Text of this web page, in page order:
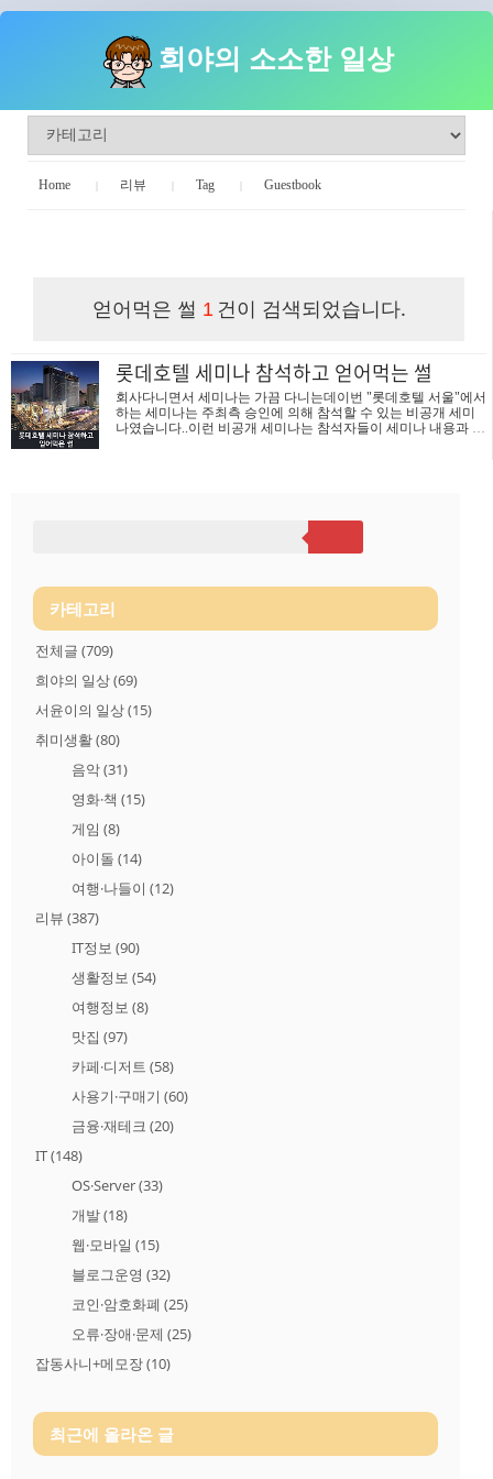
희야의 소소한 일상
Home 리뷰 Tag Guestbook
얻어먹은 썰 1 건이 검색되었습니다.
롯데호텔 세미나 참석하고 얻어먹는 썰
회사다니면서 세미나는 가끔 다니는데이번 "롯데호텔 서울"에서
하는 세미나는 주최측 승인에 의해 참석할 수 있는 비공개 세미
나였습니다..이런 비공개 세미나는 참석자들이 세미나 내용과 관
입구입니다. 역시 한쪽 구석에서 살짝 찍어서 규모가 작아보이네
요.근처에서 근무하면서 "롯데호텔 서울"은 한번을 와보질못했
네요. 이번 세미나 덕에 구경 좀 했습니다. 로비 한쪽모습니다. 입
카테고리
전체글 (709)
희야의 일상(69)
서윤이의 일상(15)
취미생활(80)
음악(31)
영화·책 (15)
게임 (8)
아이돌 (14)
여행·나들이 (12)
리뷰 (387)
IT정보 (90)
생활정보 (54)
여행정보 (8)
맛집 (97)
카페·디저트 (58)
사용기·구매기 (60)
금융·재테크 (20)
IT(148)
OS·Server(33)
개발(18)
웹·모바일 (15)
블로그운영 (32)
코인·암호화폐 (25)
오류·장애·문제 (25)
잡동사니+메모장(10)
최근에 올라온 글